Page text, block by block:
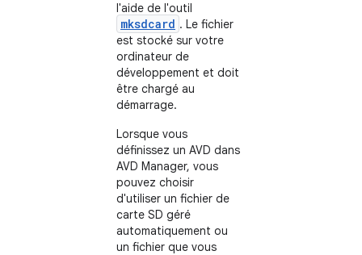
l'aide de l'outil
mksdcard . Le fichier
est stocké sur votre
ordinateur de
développement et doit
être chargé au
démarrage.
Lorsque vous
définissez un AVD dans
AVD Manager, vous
pouvez choisir
d'utiliser un fichier de
carte SD géré
automatiquement ou
un fichier que vous